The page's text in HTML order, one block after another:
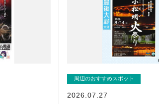
周辺のおすすめスポット
2026.07.27